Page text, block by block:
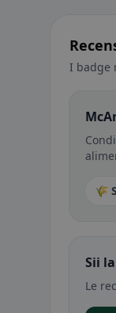
I badge
🌾
Sii
Le